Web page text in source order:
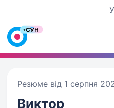
Резюме від 1 серпня
Виктор